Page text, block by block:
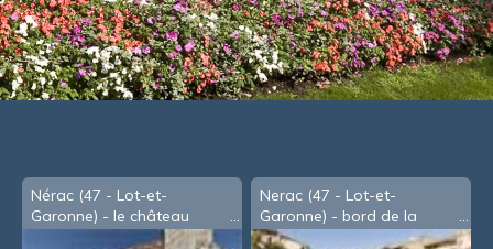
Nérac (47 - Lot-et-
Garonne) - le château
Nerac (47 - Lot-et-
Garonne) - bord de la
Baïse